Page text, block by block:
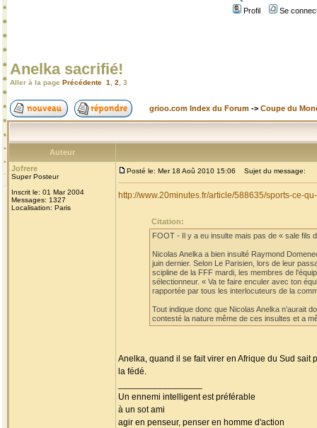
Profil
Se
Anelka sacrifié!
Aller à la page Précédente 1 2 3
grioo.com Index du Forum -> Coupe du
Auteur
Jofrere
Super Posteur
Inscrit le: 01 Mar 2004
Messages: 1327
Localisation: Paris
Posté le: Mer 18 Aoû 2010 15:06 Sujet du message:
http://www.20minutes.fr/article/588635/sports-ce-
Citation:
FOOT - Il y a eu insulte mais pas de « sale fils
Nicolas Anelka a bien insulté Raymond
juin dernier. Selon Le Parisien, lors de leur
scipline de la FFF mardi, les membres de
sélectionneur. « Va te faire enculer avec ton
rapportée par tous les interlocuteurs de la
Tout indique donc que Nicolas Anelka n’aurait
contesté la nature même de ces insultes et a
Anelka, quand il se fait virer en Afrique du Sud
la fédé.
Un ennemi intelligent est préférable
à un sot ami
agir en penseur, penser en homme d'action